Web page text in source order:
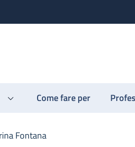
Come fare per
Fontana